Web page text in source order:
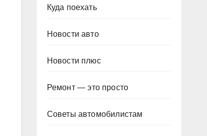
Куда поехать
Новости авто
Новости плюс
Ремонт — это просто
Советы автомобилистам